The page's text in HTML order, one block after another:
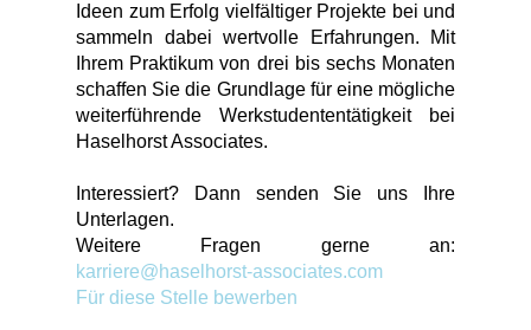
Ideen zum Erfolg vielfältiger Projekte bei und
sammeln dabei wertvolle Erfahrungen. Mit
Ihrem Praktikum von drei bis sechs Monaten
schaffen Sie die Grundlage für eine mögliche
weiterführende Werkstudententätigkeit bei
Haselhorst Associates.
Interessiert? Dann senden Sie uns Ihre
Unterlagen.
Weitere Fragen gerne an:
karriere@haselhorst-associates.com
Für diese Stelle bewerben